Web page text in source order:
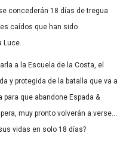
concederán 18 días de tregua
caídos que han sido
Luce.
a la Escuela de la Costa, el
y protegida de la batalla que va a
que abandone Espada &
muy pronto volverán a verse…
vidas en solo 18 días?